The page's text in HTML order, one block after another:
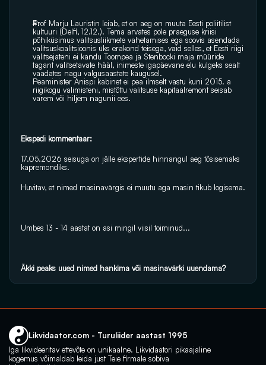
Prof Marju Lauristin leiab, et on aeg on muuta Eesti poliitilist
kultuuri (Delfi, 12.12.). Tema arvates pole praeguse kriisi
põhiküsimus valitsusliikmete vahetamises ega soovis asendada
valitsuskoalitsioonis üks erakond teisega, vaid selles, et Eesti riigi
valitsejateni ei kandu Toompea ja Stenbocki maja müüride
tagant valitsetavate hääl, inimeste igapäevane elu kulgeks sealt
vaadates nagu valgusaastate kaugusel.
Peaminister Anispi kabinet ei pea ilmselt vastu kuni 2015. a
riigikogu valimisteni, mistõttu valitsuse kapitaalremont seisab
varem või hiljem nagunii ees.
Ekspedi kommentaar:
17.05.2026 seisuga on jälle ekspertide hinnangul aeg tõsisemaks
kapremondiks.
Huvitav, et nimed masinavärgis ei muutu aga masin tikub logisema.
Umbes 13 - 14 aastat on asi mingil viisil toiminud...
Äkki peaks uued nimed hankima või masinavärki uuendama?
Likvidaator.com - Turuliider aastast 1995
Iga likvideeritav ettevõte on unikaalne. Likvidaatori pikaajaline
kogemus võimaldab leida just Teie firmale sobiva